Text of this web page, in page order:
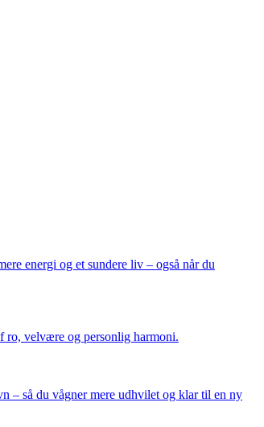
energi og et sundere liv – også når du
ro, velvære og personlig harmoni.
– så du vågner mere udhvilet og klar til en ny